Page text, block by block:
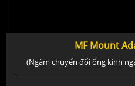
MF Mount
(Ngàm chuyển đổi ống kính